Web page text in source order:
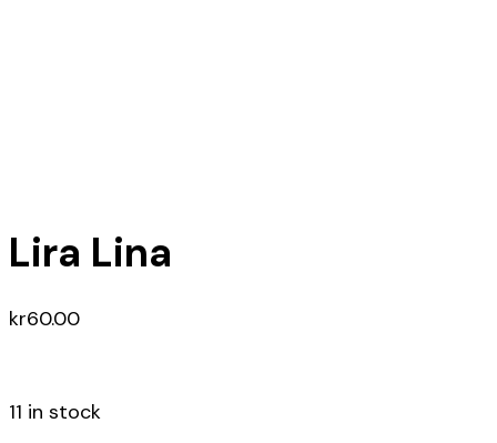
Lira Lina
kr60.00
11 in stock